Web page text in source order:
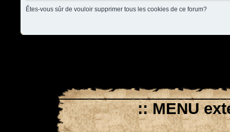
Êtes-vous sûr de vouloir supprimer tous les cookies de ce forum?
:: MENU